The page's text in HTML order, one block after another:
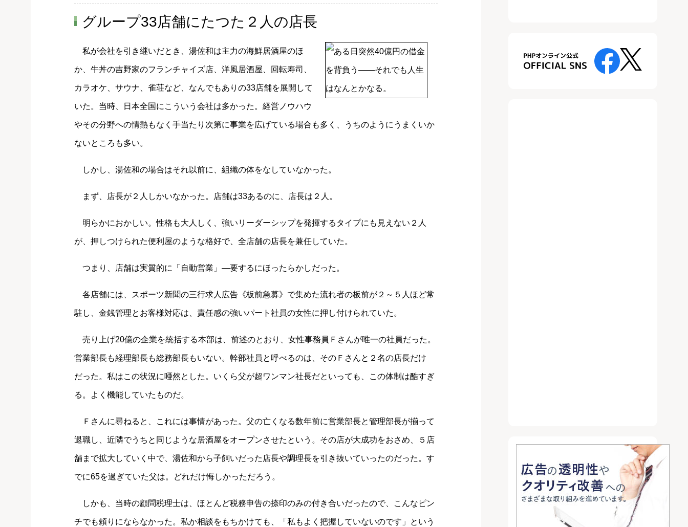
グループ33店舗にたつた２人の店長
私が会社を引き継いだとき、湯佐和は主力の海鮮居酒屋のほ
か、牛丼の吉野家のフランチャイズ店、洋風居酒屋、回転寿司、
カラオケ、サウナ、雀荘など、なんでもありの33店舗を展開して
いた。当時、日本全国にこういう会社は多かった。経営ノウハウ
やその分野への情熱もなく手当たり次第に事業を広げている場合も多く、うちのようにうまくいか
ないところも多い。
しかし、湯佐和の場合はそれ以前に、組織の体をなしていなかった。
まず、店長が２人しかいなかった。店舗は33あるのに、店長は２人。
明らかにおかしい。性格も大人しく、強いリーダーシップを発揮するタイプにも見えない２人
が、押しつけられた便利屋のような格好で、全店舗の店長を兼任していた。
つまり、店舗は実質的に「自動営業」―要するにほったらかしだった。
各店舗には、スポーツ新聞の三行求人広告《板前急募》で集めた流れ者の板前が２～５人ほど常
駐し、金銭管理とお客様対応は、責任感の強いパート社員の女性に押し付けられていた。
売り上げ20億の企業を統括する本部は、前述のとおり、女性事務員Ｆさんが唯一の社員だった。
営業部長も経理部長も総務部長もいない。幹部社員と呼べるのは、そのＦさんと２名の店長だけ
だった。私はこの状況に唖然とした。いくら父が超ワンマン社長だといっても、この体制は酷すぎ
る。よく機能していたものだ。
Ｆさんに尋ねると、これには事情があった。父の亡くなる数年前に営業部長と管理部長が揃って
退職し、近隣でうちと同じような居酒屋をオープンさせたという。その店が大成功をおさめ、５店
舗まで拡大していく中で、湯佐和から子飼いだった店長や調理長を引き抜いていったのだった。す
でに65を過ぎていた父は。どれだけ悔しかっただろう。
しかも、当時の顧問税理士は、ほとんど税務申告の捺印のみの付き合いだったので、こんなピン
チでも頼りにならなかった。私か相談をもちかけても、「私もよく把握していないのです」という